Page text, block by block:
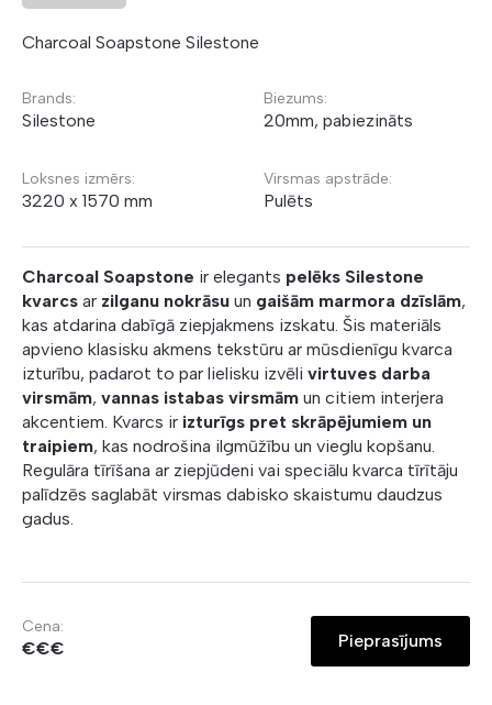
Charcoal Soapstone Silestone
Brands:
Silestone
Biezums:
20mm, pabiezināts
Loksnes izmērs:
3220 x 1570 mm
Virsmas apstrāde:
Pulēts
Charcoal Soapstone ir elegants pelēks Silestone
kvarcs ar zilganu nokrāsu un gaišām marmora dzīslām,
kas atdarina dabīgā ziepjakmens izskatu. Šis materiāls
apvieno klasisku akmens tekstūru ar mūsdienīgu kvarca
izturību, padarot to par lielisku izvēli virtuves darba
virsmām, vannas istabas virsmām un citiem interjera
akcentiem. Kvarcs ir izturīgs pret skrāpējumiem un
traipiem, kas nodrošina ilgmūžību un vieglu kopšanu.
Regulāra tīrīšana ar ziepjūdeni vai speciālu kvarca tīrītāju
palīdzēs saglabāt virsmas dabisko skaistumu daudzus
gadus.
Cena:
€€€ Pieprasījums